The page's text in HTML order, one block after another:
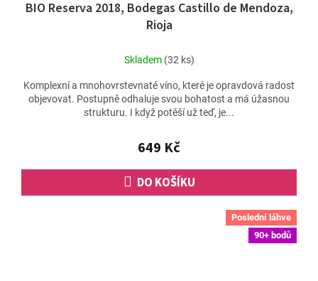
BIO Reserva 2018, Bodegas Castillo de Mendoza,
Rioja
Skladem (32 ks)
649 Kč
DO KOŠÍKU
Komplexní a mnohovrstevnaté víno, které je opravdová radost
objevovat. Postupně odhaluje svou bohatost a má úžasnou
strukturu. I když potěší už teď, je...
Poslední láhve
90+ bodů